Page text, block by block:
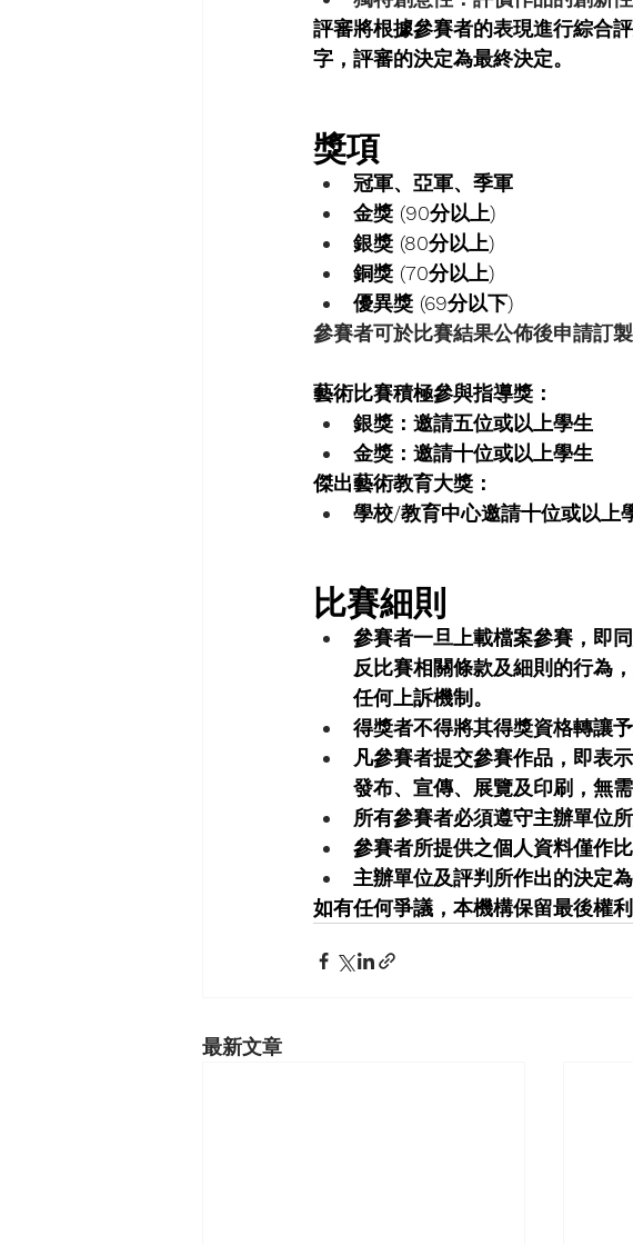
評審將根據參賽者的表現進行綜合
字，評審的決定為最終決定。
獎項
冠軍、亞軍、季軍
金獎 (90分以上)
銀獎 (80分以上)
銅獎 (70分以上)
優異獎 (69分以下)
參賽者可於比賽結果公佈後申請訂製
藝術比賽積極參與指導獎：
銀獎：邀請五位或以上學生
金獎：邀請十位或以上學生
傑出藝術教育大獎：
學校/教育中心邀請十位或以上
比賽細則
參賽者一旦上載檔案參賽，即
反比賽相關條款及細則的行為
任何上訴機制。
得獎者不得將其得獎資格轉讓予
凡參賽者提交參賽作品，即表
發布、宣傳、展覽及印刷，無
所有參賽者必須遵守主辦單位
參賽者所提供之個人資料僅作
主辦單位及評判所作出的決定
如有任何爭議，本機構保留最後權利
最新文章